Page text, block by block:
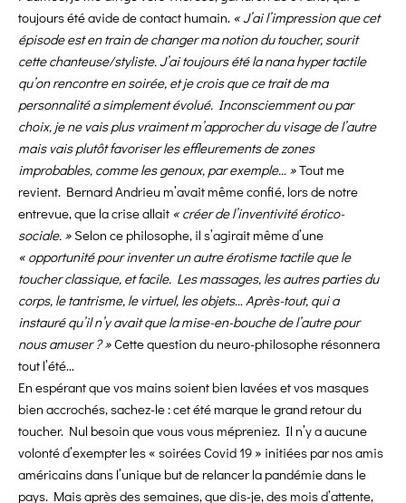
toujours été avide de contact humain. « J’ai l’impression que cet
épisode est en train de changer ma notion du toucher, sourit
cette chanteuse/styliste. J’ai toujours été la nana hyper tactile
qu’on rencontre en soirée, et je crois que ce trait de ma
personnalité a simplement évolué. Inconsciemment ou par
choix, je ne vais plus vraiment m’approcher du visage de l’autre
mais vais plutôt favoriser les effleurements de zones
improbables, comme les genoux, par exemple… »Tout me
revient. Bernard Andrieu m’avait même confié, lors de notre
entrevue, que la crise allait « créer de l’inventivité érotico-
sociale. »Selon ce philosophe, il s’agirait même d’une
« opportunité pour inventer un autre érotisme tactile que le
toucher classique, et facile. Les massages, les autres parties du
corps, le tantrisme, le virtuel, les objets… Après-tout, qui a
instauré qu’il n’y avait que la mise-en-bouche de l’autre pour
nous amuser ? »Cette question du neuro-philosophe résonnera
tout l’été…
En espérant que vos mains soient bien lavées et vos masques
bien accrochés, sachez-le : cet été marque le grand retour du
toucher. Nul besoin que vous vous mépreniez. Il n’y a aucune
volonté d’exempter les « soirées Covid 19 » initiées par nos amis
américains dans l’unique but de relancer la pandémie dans le
pays. Mais après des semaines, que dis-je, des mois d’attente,